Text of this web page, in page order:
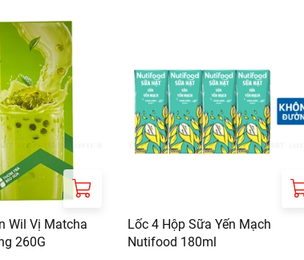
Wil Vị Matcha
260G
Lốc 4 Hộp Sữa Yến Mạch
Nutifood 180ml